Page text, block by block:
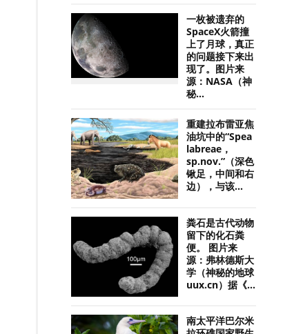
一枚被遗弃的
SpaceX火箭撞
上了月球，真正
的问题接下来出
现了。图片来
源：NASA（神
秘...
重建拉布雷亚焦
油坑中的“Spea
labreae，
sp.nov.”（深色
锹足，中间和右
边），与该...
粪石是古代动物
留下的化石粪
便。 图片来
源：弗林德斯大
学（神秘的地球
uux.cn）据《...
南太平洋巴尔米